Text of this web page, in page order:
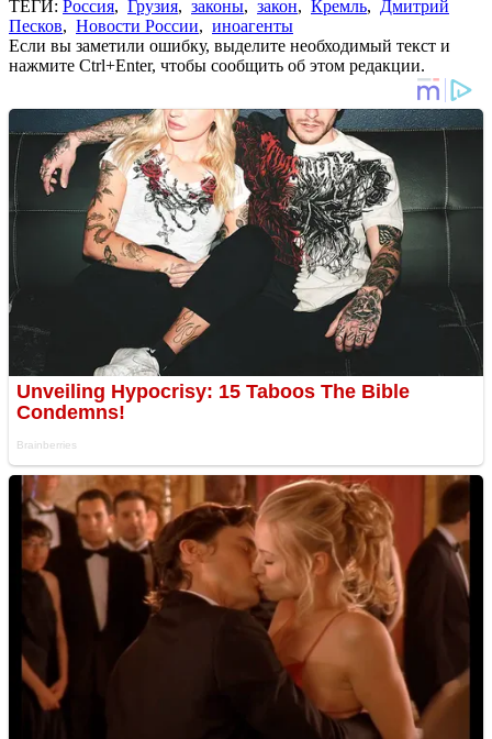
ТЕГИ: Россия, Грузия, законы, закон, Кремль, Дмитрий
Песков, Новости России, иноагенты
Если вы заметили ошибку, выделите необходимый текст и
нажмите Ctrl+Enter, чтобы сообщить об этом редакции.